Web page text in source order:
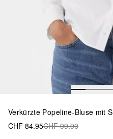
Verkürzte Popeline-Bluse mit
CHF 84.95CHF 99.90